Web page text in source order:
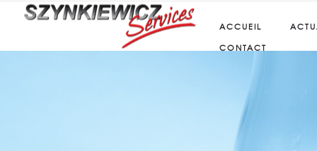
ACCUEIL
CONTACT